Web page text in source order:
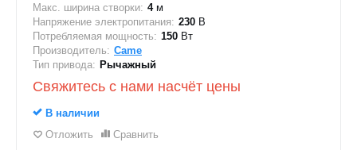
Макс. ширина створки: 4м
Напряжение электропитания: 230 В
Потребляемая мощность: 150 Вт
Производитель: Came
Тип привода: Рычажный
Свяжитесь с нами насчёт цены
В наличии
Отложить
Сравнить